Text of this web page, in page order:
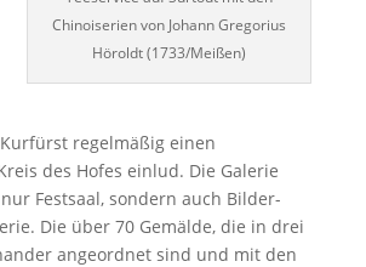
Chinoiserien von Johann Gregorius
Höroldt (1733/Meißen)
regelmäßig einen
des Hofes einlud. Die Galerie
Festsaal, sondern auch Bilder-
Die über 70 Gemälde, die in drei
angeordnet sind und mit den